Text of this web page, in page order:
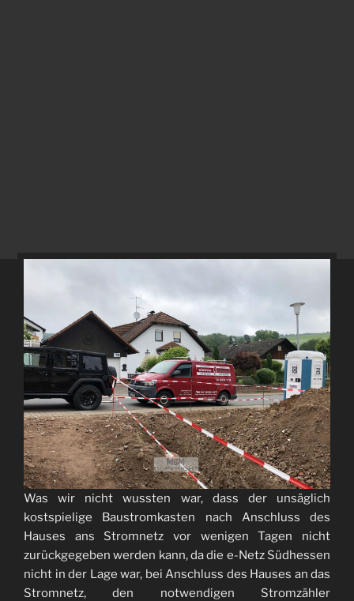
Was wir nicht wussten war, dass der unsäglich
kostspielige Baustromkasten nach Anschluss des
Hauses ans Stromnetz vor wenigen Tagen nicht
zurückgegeben werden kann, da die e-Netz Südhessen
nicht in der Lage war, bei Anschluss des Hauses an das
Stromnetz, den notwendigen Stromzähler